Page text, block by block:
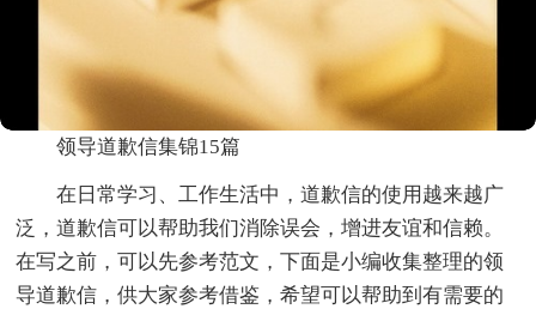
领导道歉信集锦15篇
在日常学习、工作生活中，道歉信的使用越来越广
泛，道歉信可以帮助我们消除误会，增进友谊和信赖。
在写之前，可以先参考范文，下面是小编收集整理的领
导道歉信，供大家参考借鉴，希望可以帮助到有需要的